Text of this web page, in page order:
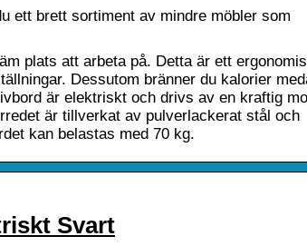
ett brett sortiment av mindre möbler som
plats att arbeta på. Detta är ett
Dessutom bränner du kalorier
är elektriskt och drivs av en kraftig
är tillverkat av pulverlackerat stål och
kan belastas med 70 kg.
Svart